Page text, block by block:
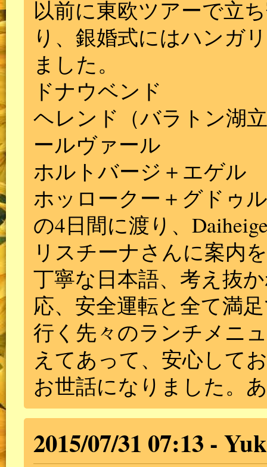
以前に東欧ツアーで立
り、銀婚式にはハンガ
ました。
ドナウベンド
ヘレンド（バラトン湖
ールヴァール
ホルトバージ＋エゲル
ホッロークー＋グドゥ
の4日間に渡り、
リスチーナさんに案内
丁寧な日本語、考え抜
応、安全運転と全て満
行く先々のランチメニ
えてあって、安心して
お世話になりました。
2015/07/31 07:13